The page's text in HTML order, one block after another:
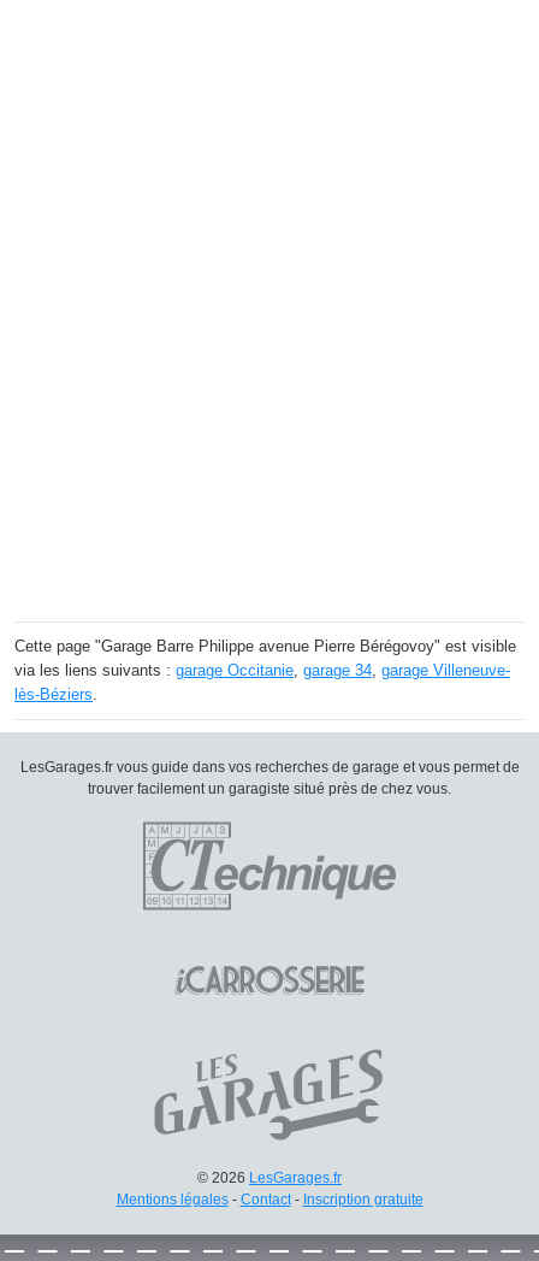
Cette page "Garage Barre Philippe avenue Pierre Bérégovoy" est visible
via les liens suivants : garage Occitanie, garage 34, garage Villeneuve-
lès-Béziers.
LesGarages.fr vous guide dans vos recherches de garage et vous permet de
trouver facilement un garagiste situé près de chez vous.
© 2026 LesGarages.fr
Mentions légales- Contact- Inscription gratuite